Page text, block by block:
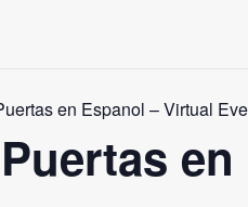
en Espanol – Virtual